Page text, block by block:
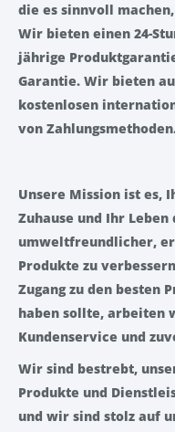
die es sinnvoll
Wir bieten einen 24-
jährige
Garantie. Wir bieten
kostenlosen
von
Unsere Mission ist es,
Zuhause und Ihr Leben
umweltfreundlicher,
Produkte zu
Zugang zu den besten
haben sollte, arbeiten
Kundenservice und
Wir sind bestrebt,
Produkte und
und wir sind stolz auf